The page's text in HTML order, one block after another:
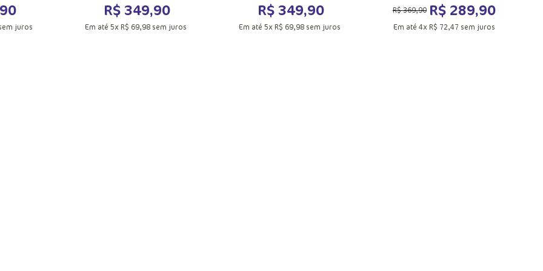
juros
R$ 349,90
Em até 5xR$ 69,98sem juros
R$ 349,90
Em até5xR$ 69,98 sem juros
R$369,90 R$ 289,90
Em até 4xR$ 72,47 sem juros